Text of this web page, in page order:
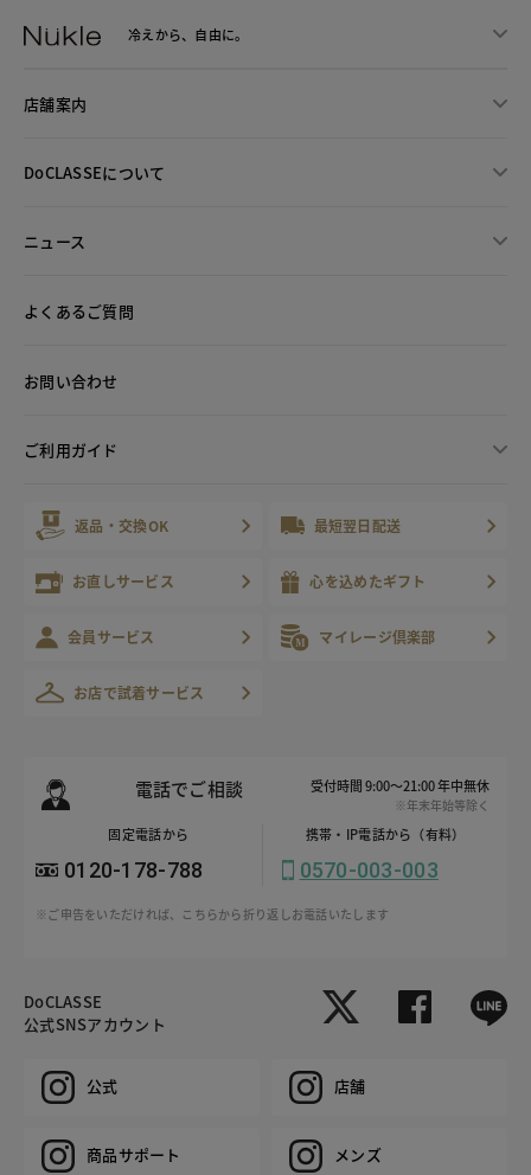
冷えから、 自由に。
店舗案内
DoCLASSEについて
ニュース
よくあるご質問
お問い合わせ
ご利用ガイド
返品・交換OK 最短翌日配送
お直しサービス 心を込めたギフト
会員サービス マイレージ倶楽部
お店で試着サービス
電話でご相談 受付時間 9:00～21:00 年中無休
※年末年始等除く
固定電話から
0120-178-788
携帯・IP電話から（有料）
0570-003-003
※ご申告をいただければ、こちらから折り返しお電話いたします
DoCLASSE
公式SNSアカウント
公式 店舗
商品サポート メンズ